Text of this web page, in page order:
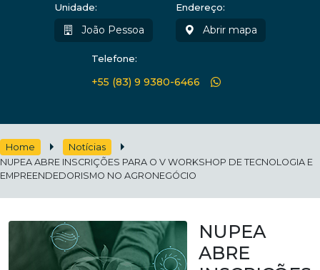
Unidade:
João Pessoa
Endereço:
Abrir mapa
Telefone:
+55 (83) 9 9380-6466
Home
Notícias
NUPEA ABRE INSCRIÇÕES PARA O V WORKSHOP DE TECNOLOGIA E
EMPREENDEDORISMO NO AGRONEGÓCIO
NUPEA
ABRE